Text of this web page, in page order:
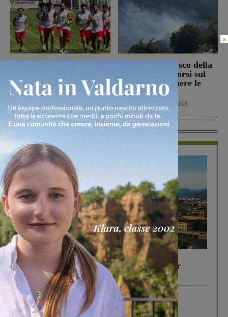
allo “Zecchini” di
Grosseto per una gara
amichevole
Calcio 7 Agosto 2026
Incendio nel bosco della
Trappola. Soccorsi sul
posto per spegnere le
fiamme
Cronaca 7 Agosto 2026
In Vetrina
In vetrina 6 Agosto 2026
Gita di famiglia a Firenze: 5 idee per far
divertire i tuoi figli
×